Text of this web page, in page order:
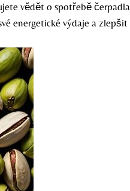
vědět o spotřebě čerpadla
energetické výdaje a zlepšit